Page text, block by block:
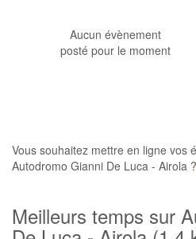
Aucun évènement
posté pour le moment
Vous souhaitez mettre en ligne vos
Autodromo Gianni De Luca - Airola ?
Meilleurs temps sur